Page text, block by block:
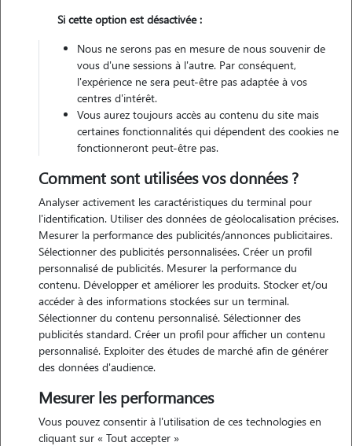
Motivation
depuis petite j'ai toujours été entourée d'animaux de compagnie.
actuellement étudiante en l1, je souhaiterais prendre soin de vos
animaux en leur apportant de l'amour et de la bienveillance tout en
m'aidant à avoir un job étudiant !
Expérience
malheureusement en tant qu'étudiante, je ne possède pas d'animal
parents, en possèdent. il m'est donc souvent arrivé de les garder en
Si cette option est désactivée :
Nous ne serons pas en mesure de nous souvenir de
vous d'une sessions à l'autre. Par conséquent,
l'expérience ne sera peut-être pas adaptée à vos
centres d'intérêt.
Vous aurez toujours accès au contenu du site mais
certaines fonctionnalités qui dépendent des cookies ne
fonctionneront peut-être pas.
Comment sont utilisées vos données ?
Analyser activement les caractéristiques du terminal pour
l'identification. Utiliser des données de géolocalisation précises.
Mesurer la performance des publicités/annonces publicitaires.
Sélectionner des publicités personnalisées. Créer un profil
personnalisé de publicités. Mesurer la performance du
contenu. Développer et améliorer les produits. Stocker et/ou
accéder à des informations stockées sur un terminal.
Sélectionner du contenu personnalisé. Sélectionner des
publicités standard. Créer un profil pour afficher un contenu
personnalisé. Exploiter des études de marché afin de générer
des données d'audience.
Mesurer les performances
Vous pouvez consentir à l'utilisation de ces technologies en
cliquant sur « Tout accepter »